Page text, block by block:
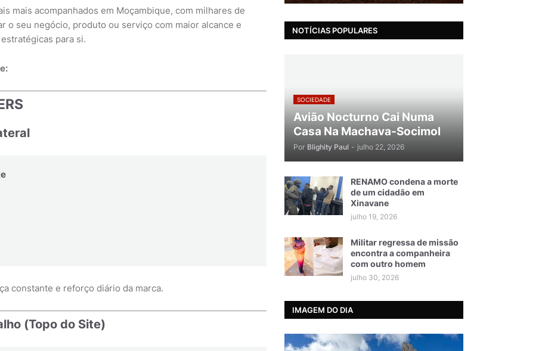
mais acompanhados em Moçambique, com milhares de
o seu negócio, produto ou serviço com maior alcance e
para si.
constante e reforço diário da marca.
(Topo do Site)
NOTÍCIAS POPULARES
SOCIEDADE
Avião Nocturno Cai Numa
Casa Na Machava-Socimol
Por Blighity Paul - julho 22, 2026
RENAMO condena a morte
de um cidadão em
Xinavane
julho 19, 2026
Militar regressa de missão
encontra a companheira
com outro homem
julho 30, 2026
IMAGEM DO DIA